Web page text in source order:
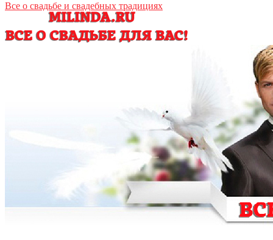
Все о свадьбе и свадебных традициях